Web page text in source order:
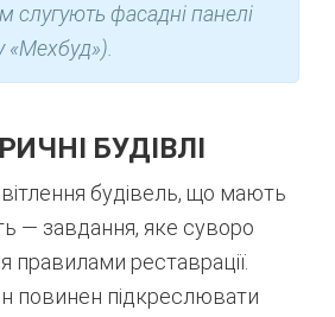
слугують фасадні панелі
«Мехбуд»).
БУДІВЛІ
будівель, що мають
— завдання, яке суворо
правилами реставрації.
повинен підкреслювати